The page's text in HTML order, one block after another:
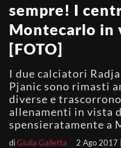
sempre! I
Montecarlo in
[FOTO]
I due calciatori
Pjanic sono rimasti
diverse e
allenamenti in vista
spensieratamente a
diGiulia Galletta 2 Ago 2017